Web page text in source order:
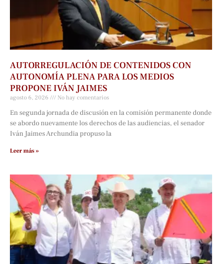
AUTORREGULACIÓN DE CONTENIDOS CON
AUTONOMÍA PLENA PARA LOS MEDIOS
PROPONE IVÁN JAIMES
agosto 6, 2026 No hay comentarios
En segunda jornada de discusión en la comisión permanente donde
se abordo nuevamente los derechos de las audiencias, el senador
Iván Jaimes Archundia propuso la
Leer más »